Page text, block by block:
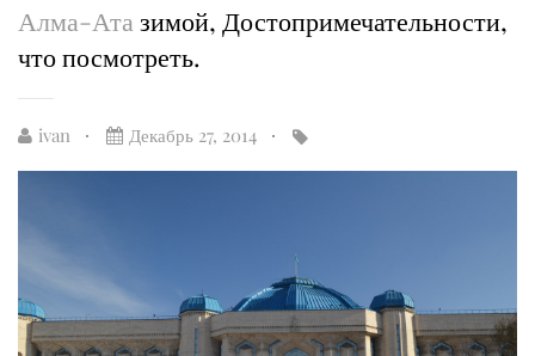
Алма-Ата зимой, Достопримечательности,
что посмотреть.
ivan Декабрь 27, 2014